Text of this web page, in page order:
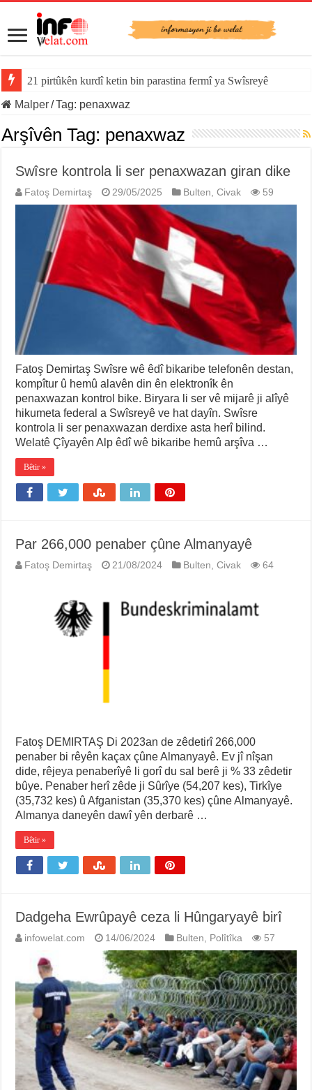
21 pirtûkên kurdî ketin bin parastina fermî ya Swîsreyê
Malper/Tag: penaxwaz
Arşîvên Tag: penaxwaz
Swîsre kontrola li ser penaxwazan giran dike
Fatoş Demirtaş 29/05/2025 Bulten,Civak 59
Fatoş Demirtaş Swîsre wê êdî bikaribe telefonên destan,
kompîtur û hemû alavên din ên elektronîk ên
penaxwazan kontrol bike. Biryara li ser vê mijarê ji alîyê
hikumeta federal a Swîsreyê ve hat dayîn. Swîsre
kontrola li ser penaxwazan derdixe asta herî bilind.
Welatê Çîyayên Alp êdî wê bikaribe hemû arşîva …
Bêtir »
Par 266,000 penaber çûne Almanyayê
Fatoş Demirtaş 21/08/2024 Bulten,Civak 64
Fatoş DEMIRTAŞ Di 2023an de zêdetirî 266,000
penaber bi rêyên kaçax çûne Almanyayê. Ev jî nîşan
dide, rêjeya penaberîyê li gorî du sal berê ji % 33 zêdetir
bûye. Penaber herî zêde ji Sûrîye (54,207 kes), Tirkîye
(35,732 kes) û Afganistan (35,370 kes) çûne Almanyayê.
Almanya daneyên dawî yên derbarê …
Bêtir »
Dadgeha Ewrûpayê ceza li Hûngaryayê birî
infowelat.com 14/06/2024 Bulten Polîtîka 57